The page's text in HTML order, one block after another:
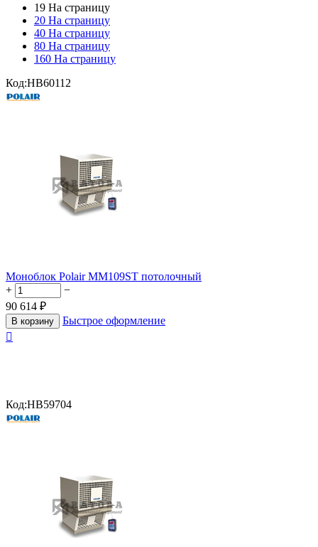
19 На страницу
20 На страницу
40 На страницу
80 На страницу
160 На страницу
Код:HB60112
Моноблок Polair MM109ST потолочный
+
−
90 614 ₽
В корзину
Быстрое оформление

Код:HB59704